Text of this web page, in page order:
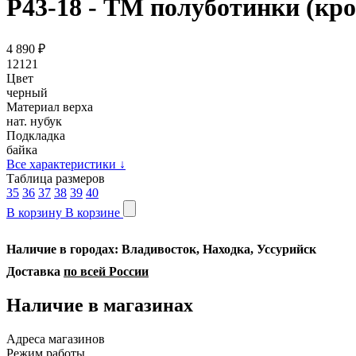
Р43-18 - ТМ полуботинки
4 890 ₽
12121
Цвет
черный
Материал верха
нат. нубук
Подкладка
байка
Все характеристики ↓
Таблица размеров
35 36 37 38 39 40
В корзину В корзине
Наличие в городах: Владивосток, Находка, Уссурийск
Доставка по всей России
Наличие в магазинах
Адреса магазинов
Режим работы